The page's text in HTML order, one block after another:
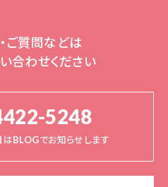
ご質問などは
合わせください
5248
BLOGでお知らせします